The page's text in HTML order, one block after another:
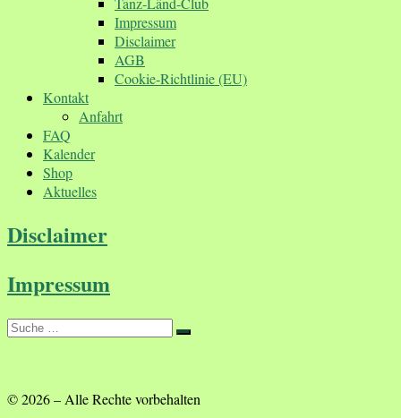
Impressum
Disclaimer
AGB
Cookie-Richtlinie (EU)
Kontakt
Anfahrt
FAQ
Kalender
Shop
Aktuelles
Disclaimer
Impressum
Suche
Suche
© 2026– Alle Rechte vorbehalten